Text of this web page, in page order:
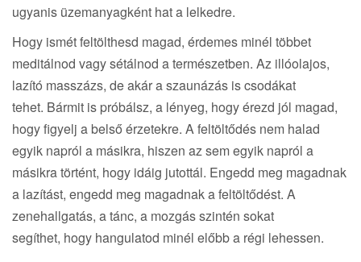
ugyanis üzemanyagként hat a lelkedre.
Hogy ismét feltölthesd magad, érdemes minél többet
meditálnod vagy sétálnod a természetben. Az illóolajos,
lazító masszázs, de akár a szaunázás is csodákat
tehet. Bármit is próbálsz, a lényeg, hogy érezd jól magad,
hogy figyelj a belső érzetekre. A feltöltődés nem halad
egyik napról a másikra, hiszen az sem egyik napról a
másikra történt, hogy idáig jutottál. Engedd meg magadnak
a lazítást, engedd meg magadnak a feltöltődést. A
zenehallgatás, a tánc, a mozgás szintén sokat
segíthet, hogy hangulatod minél előbb a régi lehessen.